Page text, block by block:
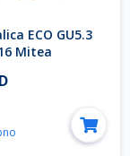
ECO GU5.3
Mitea